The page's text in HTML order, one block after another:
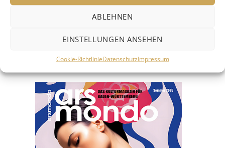
ABLEHNEN
EINSTELLUNGEN ANSEHEN
Cookie-RichtlinieDatenschutzImpressum
SUCHEN
ENTDECKEN